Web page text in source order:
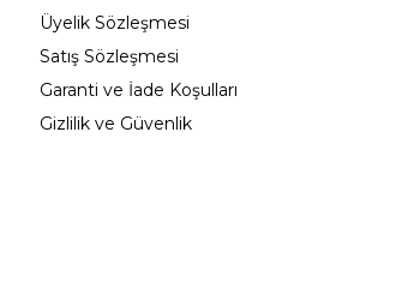
Üyelik Sözleşmesi
Satış Sözleşmesi
Garanti ve İade Koşulları
Gizlilik ve Güvenlik